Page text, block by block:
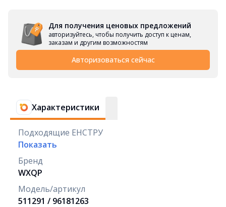
Для получения ценовых предложений
авторизуйтесь, чтобы получить доступ к ценам,
заказам и другим возможностям
Авторизоваться сейчас
Характеристики
Подходящие ЕНСТРУ
Показать
Бренд
WXQP
Модель/артикул
511291 / 96181263